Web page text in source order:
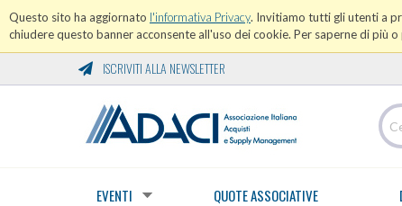
Questo sito ha aggiornato l'informativa Privacy. Invitiamo tutti gli utenti a
chiudere questo banner acconsente all'uso dei cookie. Per saperne di più
ISCRIVITI ALLA NEWSLETTER
EVENTI QUOTE ASSOCIATIVE